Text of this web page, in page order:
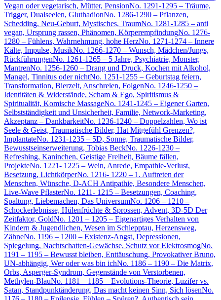
Vegan oder vegetarisch, Mütter, PensionNo. 1291-1295 – Träume,
Trigger, Dualseelen, GluthadionNo. 1286-1290 – Pflanzen,
Schedding, Neu-Geburt, Mystisches, TraumNo. 1281-1285 – anti
vegan, Ursprung rassen, Phänomen, KörperempfindungNo. 1276-
1280 – Fühlens, Wahrnehmung, hohe HerzNo. 1271-1274 – Innere
Kälte, Impulse, MusikNo. 1266-1270 – Wunsch, Mädchen/Jungs,
RückführungenNo. 1261-1265 – 5 Jahre, Psychiatrie, Monster,
MantrenNo. 1256-1260 – Drang und Druck, Kochen mit Alkohol,
Mangel, Tinnitus oder nichtNo. 1251-1255 – Geburtstag feiern,
Transformation, Bierzelt, Anschreien, FolgenNo. 1246-1250 –
Identitäten & Widerstände, Scham & Ego, Spiritismus &
Spiritualität, Komische MassageNo. 1241-1245 – Eigener Garten,
Selbstständigkeit und Unsicherheit, Familie, Network-Marketing,
Akzeptanz – DankbarkeitNo. 1236-1240 – Doppelzahlen, Wo ist
Seele & Geist, Traumatische Bilder, Hat Mitgefühl Grenzen?,
ImplantateNo. 1231-1235 – 5D, Sonne, Traumatische Bilder,
Bewusstseinserweiterung, Tobias BeckNo. 1226-1230 –
Refreshing, Kaninchen, Geistige Freiheit, Bäume fällen,
ProjekteNo. 1221- 1225 – Wein, Anrede, Empathie-Verlust,
Besetzung, LichtkörperNo. 1216- 1220 – 1. Auftreten der
Menschen, Wünsche, D-ACH Antipathie, Besondere Menschen,
Live-Wave PflasterNo. 1211- 1215 – Besetzungen, Coaching,
Spaltung, Liebemachen, Das UniversumNo. 1206 – 1210 –
Schockerlebnisse, Hülenfrüchte & Sprossen, Advent, 3D-5D Der
Zeitfaktor, GoldNo. 1201 – 1205 – Eigenartiges Verhalten von
Kindern & Jugendlichen, Wesen im Schlepptau, Herzensweg,
ZähneNo. 1196 – 1200 – Existenz-Angst, Depressionen,
Spiegelung, Nachtschatten-Gewächse, Schutz vor ElektrosmogNo.
1191 – 1195 – Bewusst bleiben, Enttäuschung, Provokativer Bruno,
UN-abhängig, Wer oder was bin ichNo. 1186 – 1190 – Die Matrix,
Orbs, Asperger-Syndrom, Gegenstände von Verstorbenen,
Methylen-BlauNo. 1181 – 1185 – Evolutions-Theorie, Luzifer vs.
Satan, Standpunktänderung, Das macht keinen Sinn, Sich lösenNo.